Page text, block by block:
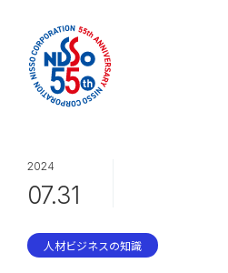
2024
07.31
人材ビジネスの知識